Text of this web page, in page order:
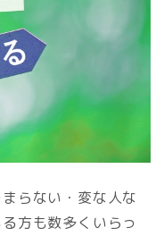
らない・変な人な
方も数多くいらっ